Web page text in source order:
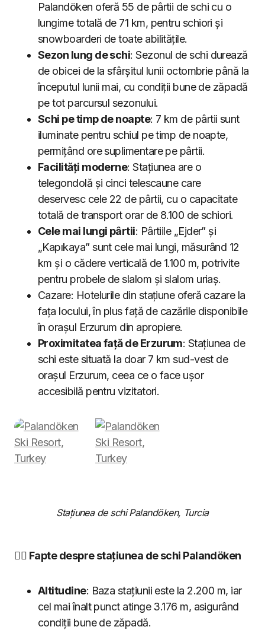
Palandöken oferă 55 de pârtii de schi cu o
lungime totală de 71 km, pentru schiori și
snowboarderi de toate abilitățile.
Sezon lung de schi: Sezonul de schi durează
de obicei de la sfârșitul lunii octombrie până la
începutul lunii mai, cu condiții bune de zăpadă
pe tot parcursul sezonului.
Schi pe timp de noapte: 7 km de pârtii sunt
iluminate pentru schiul pe timp de noapte,
permițând ore suplimentare pe pârtii.
Facilități moderne: Stațiunea are o
telegondolă și cinci telescaune care
deservesc cele 22 de pârtii, cu o capacitate
totală de transport orar de 8.100 de schiori.
Cele mai lungi pârtii: Pârtiile „Ejder” și
„Kapıkaya” sunt cele mai lungi, măsurând 12
km și o cădere verticală de 1.100 m, potrivite
pentru probele de slalom și slalom uriaș.
Cazare: Hotelurile din stațiune oferă cazare la
fața locului, în plus față de cazările disponibile
în orașul Erzurum din apropiere.
Proximitatea față de Erzurum: Stațiunea de
schi este situată la doar 7 km sud-vest de
orașul Erzurum, ceea ce o face ușor
accesibilă pentru vizitatori.
Stațiunea de schi Palandöken, Turcia
🏂🏼 Fapte despre stațiunea de schi Palandöken
Altitudine: Baza stațiunii este la 2.200 m, iar
cel mai înalt punct atinge 3.176 m, asigurând
condiții bune de zăpadă.